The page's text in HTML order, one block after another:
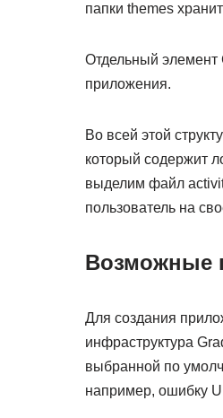
папки themes
Отдельный элемент
приложения.
Во всей этой
который содержит
выделим файл
пользователь на
Возможные
Для создания
инфраструктура
выбранной по
например, ошибку